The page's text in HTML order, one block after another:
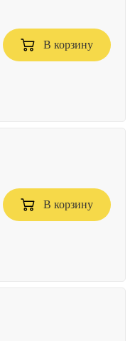
В корзину
В корзину